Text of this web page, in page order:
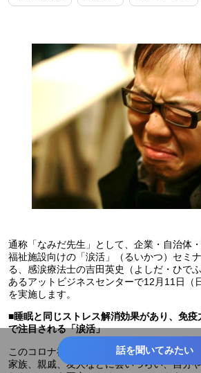
通称「なみだ先生」として、企業・自治体
福祉施設向けの「涙活」（るいかつ）セミ
る、感涙療法士の吉田英史（よしだ・ひで
あるアットビジネスセンターで12月11日（
を実施します。
■睡眠と同じストレス解消効果があり、免
で注目される「涙活」
このコロナ禍でこれまでになかったストレ
家族、親戚、友人などに会いづらい、自分
話を聞いてみたい